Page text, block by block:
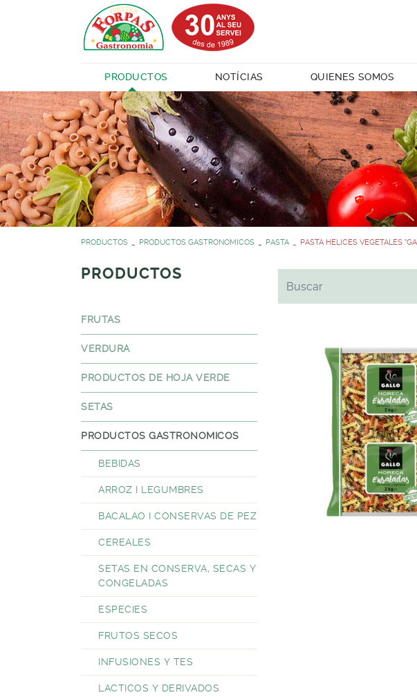
PRODUCTOS NOTÍCIAS QUIENES SOMOS
PRODUCTOS PRODUCTOS GASTRONOMICOS PASTA PASTA HELICES VEGETALES
PRODUCTOS
FRUTAS
VERDURA
PRODUCTOS DE HOJA VERDE
SETAS
PRODUCTOS GASTRONOMICOS
BEBIDAS
ARROZ I LEGUMBRES
BACALAO I CONSERVAS DE PEZ
CEREALES
SETAS EN CONSERVA, SECAS Y
CONGELADAS
ESPECIES
FRUTOS SECOS
INFUSIONES Y TES
LACTICOS Y DERIVADOS